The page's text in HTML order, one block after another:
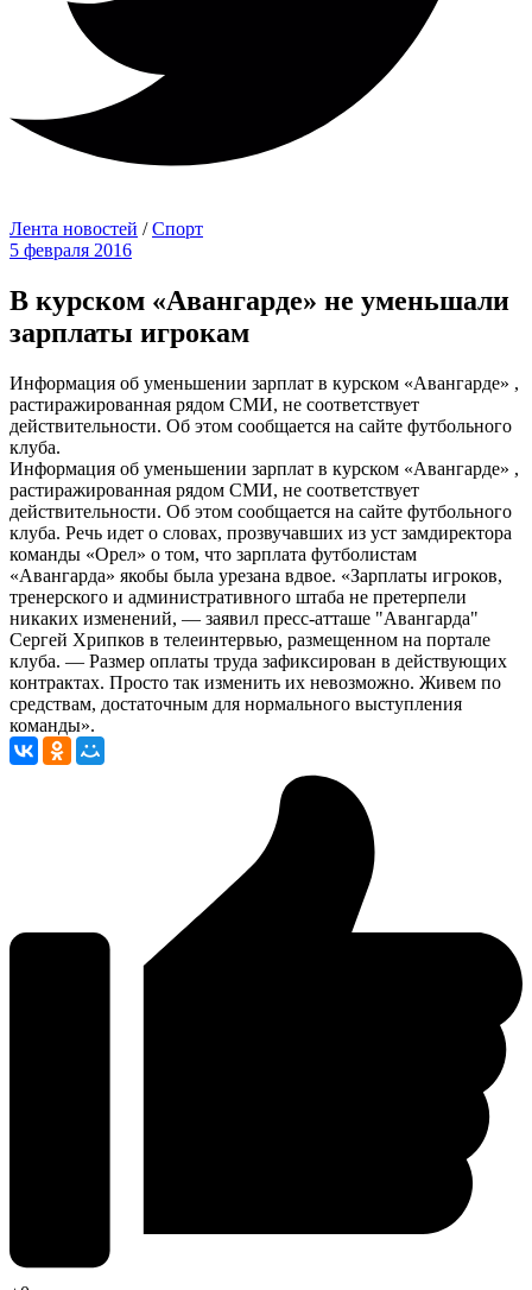
Лента новостей /Спорт
5 февраля 2016
В курском «Авангарде» не уменьшали
зарплаты игрокам
Информация об уменьшении зарплат в курском «Авангарде» ,
растиражированная рядом СМИ, не соответствует
действительности. Об этом сообщается на сайте футбольного
клуба.
Информация об уменьшении зарплат в курском «Авангарде» ,
растиражированная рядом СМИ, не соответствует
действительности. Об этом сообщается на сайте футбольного
клуба. Речь идет о словах, прозвучавших из уст замдиректора
команды «Орел» о том, что зарплата футболистам
«Авангарда» якобы была урезана вдвое. «Зарплаты игроков,
тренерского и административного штаба не претерпели
никаких изменений, — заявил пресс-атташе "Авангарда"
Сергей Хрипков в телеинтервью, размещенном на портале
клуба. — Размер оплаты труда зафиксирован в действующих
контрактах. Просто так изменить их невозможно. Живем по
средствам, достаточным для нормального выступления
команды».